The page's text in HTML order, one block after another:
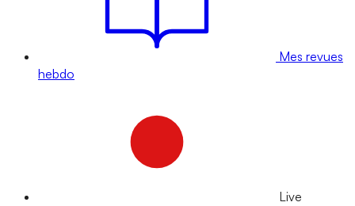
Mes revues
hebdo
Live